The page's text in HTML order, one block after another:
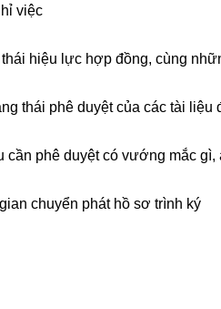
việc
hiệu lực hợp đồng, cùng
thái phê duyệt của các tài liệu
cần phê duyệt có vướng mắc
chuyển phát hồ sơ trình ký